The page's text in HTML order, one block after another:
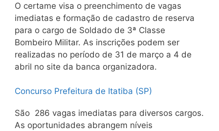
O certame visa o preenchimento de vagas
imediatas e formação de cadastro de reserva
para o cargo de Soldado de 3ª Classe
Bombeiro Militar. As inscrições podem ser
realizadas no período de 31 de março a 4 de
abril no site da banca organizadora.
Concurso Prefeitura de Itatiba (SP)
São 286 vagas imediatas para diversos cargos.
As oportunidades abrangem níveis